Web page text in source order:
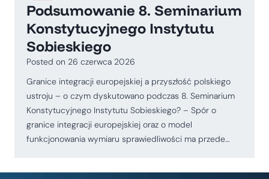
Podsumowanie 8. Seminarium
Konstytucyjnego Instytutu
Sobieskiego
Posted on 26 czerwca 2026
Granice integracji europejskiej a przyszłość polskiego
ustroju – o czym dyskutowano podczas 8. Seminarium
Konstytucyjnego Instytutu Sobieskiego? – Spór o
granice integracji europejskiej oraz o model
funkcjonowania wymiaru sprawiedliwości ma przede…